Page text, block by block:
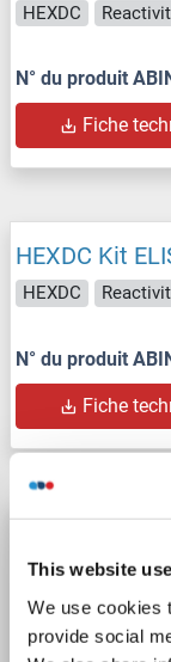
This website
We use cookies
provide social
HEXDC
N° du produit
Fiche
HEXDC Kit
HEXDC
N° du produit
Fiche
HEXDC
N° du produit